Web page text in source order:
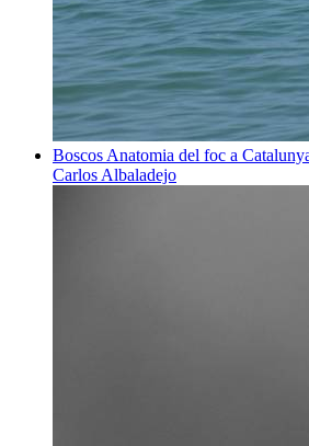
Boscos Anatomia del foc a
Carlos Albaladejo